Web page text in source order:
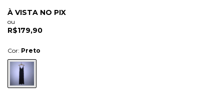
À VISTA NO PIX
ou
R$179,90
Cor: Preto